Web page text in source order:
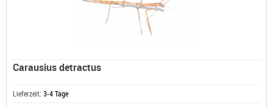
Carausius detractus
Lieferzeit: 3-4 Tage